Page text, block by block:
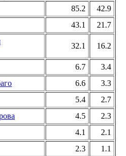
85.2
42.9
43.1 21.7
32.1 16.2
6.7
3.4
6.6
3.3
5.4
2.7
4.5
2.3
4.1
2.1
2.3
1.1